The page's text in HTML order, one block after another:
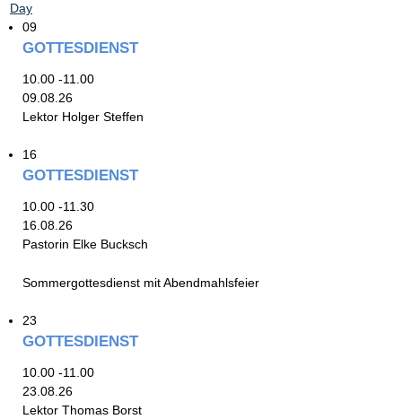
Day
09
GOTTESDIENST
10.00 -11.00
09.08.26
Lektor Holger Steffen
16
GOTTESDIENST
10.00 -11.30
16.08.26
Pastorin Elke Bucksch
Sommergottesdienst mit Abendmahlsfeier
23
GOTTESDIENST
10.00 -11.00
23.08.26
Lektor Thomas Borst